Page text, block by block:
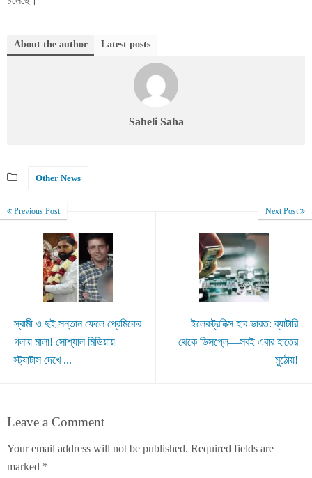
About the author Latest posts
Saheli Saha
Other News
Previous Post
স্বামী ও দুই সন্তান ফেলে প্রেমিকের
গলায় মালা! সোশ্যাল মিডিয়ায়
স্ট্যাটাস দেখে ...
Next Post
ইলেকট্রনিক্স হাব ভারত: ব্যাটারি
থেকে ডিসপ্লে—সবই এবার হাতের
মুঠোয়!
Leave a Comment
Your email address will not be published. Required fields are
marked *